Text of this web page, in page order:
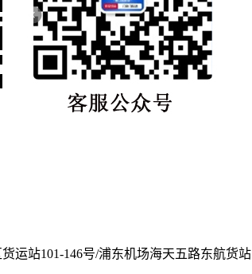
运站101-146号/浦东机场海天五路东航货站